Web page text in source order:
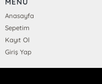
Anasayfa
Sepetim
Kayıt Ol
Giriş Yap